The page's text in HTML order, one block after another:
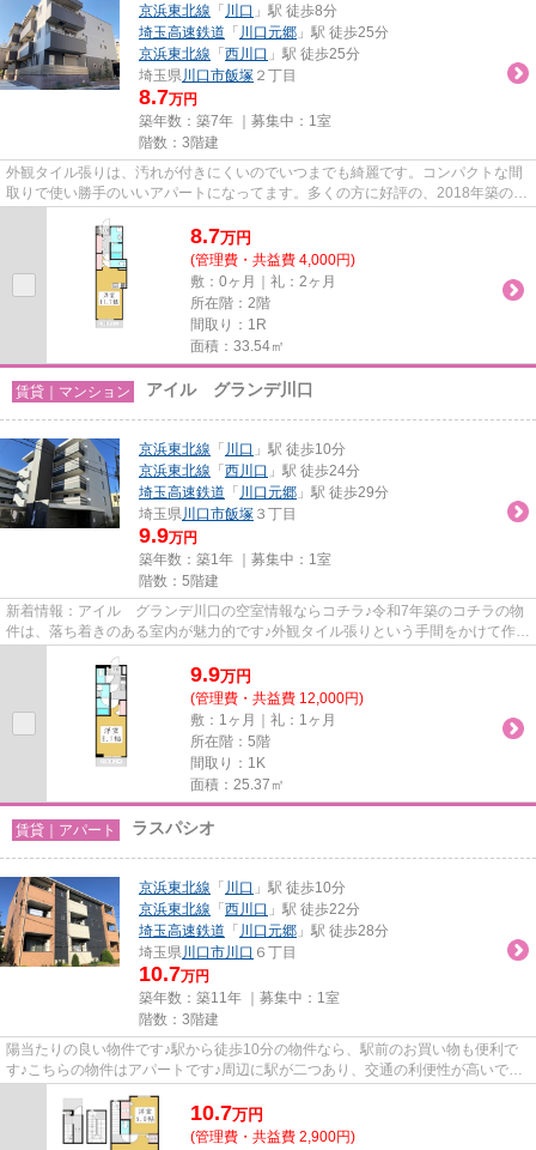
京浜東北線 「 川口 」駅 徒歩8分
埼玉高速鉄道 「 川口元郷 」駅 徒歩25分
京浜東北線 「 西川口 」駅 徒歩25分
埼玉県川口市飯塚 ２丁目
8.7万円
築年数：築7年 ｜募集中： 1室
階数：3階建
外観タイル張りは、汚れが付きにくいのでいつまでも綺麗です。コンパクトな間
取りで使い勝手のいいアパートになってます。多くの方に好評の、2018年築の物
8.7万円
(管理費・共益費 4,000円)
敷：0ヶ月｜礼：2ヶ月
所在階：2階
間取り：1R
面積：33.54㎡
賃貸｜マンション アイル グランデ川口
京浜東北線 「 川口 」駅 徒歩10分
京浜東北線 「 西川口 」駅 徒歩24分
埼玉高速鉄道 「 川口元郷 」駅 徒歩29分
埼玉県川口市飯塚 ３丁目
9.9万円
築年数：築1年 ｜募集中： 1室
階数：5階建
新着情報：アイル グランデ川口の空室情報ならコチラ♪令和7年築のコチラの物
件は、落ち着きのある室内が魅力的です♪外観タイル張りという手間をかけて作ら
9.9万円
(管理費・共益費 12,000円)
敷：1ヶ月｜礼：1ヶ月
所在階：5階
間取り：1K
面積：25.37㎡
賃貸｜アパート ラスパシオ
京浜東北線 「 川口 」駅 徒歩10分
京浜東北線 「 西川口 」駅 徒歩22分
埼玉高速鉄道 「 川口元郷 」駅 徒歩28分
埼玉県川口市川口 ６丁目
10.7万円
築年数：築11年 ｜募集中： 1室
階数：3階建
陽当たりの良い物件です♪駅から徒歩10分の物件なら、駅前のお買い物も便利で
す♪こちらの物件はアパートです♪周辺に駅が二つあり、交通の利便性が高いです♪
10.7万円
(管理費・共益費 2,900円)